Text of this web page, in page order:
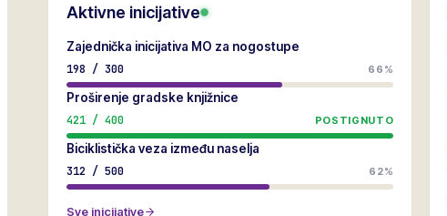
Aktivne inicijative
Zajednička inicijativa MO za nogostupe
198 / 300 66%
Proširenje gradske knjižnice
421 / 400 POSTIGNUTO
Biciklistička veza između naselja
312 / 500 62%
Sve inicijative